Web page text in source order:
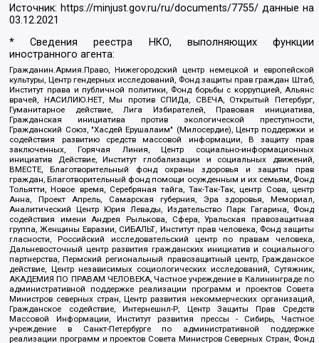
Источник: https://minjust.gov.ru/ru/documents/7755/ данные на
03.12.2021
* Сведения реестра НКО, выполняющих функции
иностранного агента:
Гражданин.Армия.Право, Нижегородский центр немецкой и европейской
культуры, Центр гендерных исследований, Фонд защиты прав граждан Штаб,
Институт права и публичной политики, Фонд борьбы с коррупцией, Альянс
врачей, НАСИЛИЮ.НЕТ, Мы против СПИДа, СВЕЧА, Открытый Петербург,
Гуманитарное действие, Лига Избирателей, Правовая инициатива,
Гражданская инициатива против экологической преступности,
Гражданский Союз, "Хасдей Ерушалаим" (Милосердие), Центр поддержки и
содействия развитию средств массовой информации, В защиту прав
заключенных, Горячая Линия, Центр социально-информационных
инициатив Действие, Институт глобализации и социальных движений,
ВМЕСТЕ, Благотворительный фонд охраны здоровья и защиты прав
граждан, Благотворительный фонд помощи осужденным и их семьям, Фонд
Тольятти, Новое время, Серебряная тайга, Так-Так-Так, центр Сова, центр
Анна, Проект Апрель, Самарская губерния, Эра здоровья, Мемориал,
Аналитический Центр Юрия Левады, Издательство Парк Гагарина, Фонд
содействия имени Андрея Рылькова, Сфера, Уральская правозащитная
группа, Женщины Евразии, СИБАЛЬТ, Институт прав человека, Фонд защиты
гласности, Российский исследовательский центр по правам человека,
Дальневосточный центр развития гражданских инициатив и социального
партнерства, Пермский региональный правозащитный центр, Гражданское
действие, Центр независимых социологических исследований, Сутяжник,
АКАДЕМИЯ ПО ПРАВАМ ЧЕЛОВЕКА, Частное учреждение в Калининграде по
административной поддержке реализации программ и проектов Совета
Министров северных стран, Центр развития некоммерческих организаций,
Гражданское содействие, Интернешнл-Р, Центр Защиты Прав Средств
Массовой Информации, Институт развития прессы - Сибирь, Частное
учреждение в Санкт-Петербурге по административной поддержке
реализации программ и проектов Совета Министров Северных Стран, Фонд